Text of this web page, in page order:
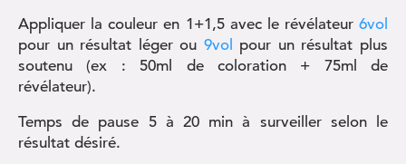
Appliquer la couleur en 1+1,5 avec le révélateur 6vol
pour un résultat léger ou 9vol pour un résultat plus
soutenu (ex : 50ml de coloration + 75ml de
révélateur).
Temps de pause 5 à 20 min à surveiller selon le
résultat désiré.